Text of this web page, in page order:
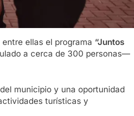
ellas el programa “Juntos
a cerca de 300 personas—
municipio y una oportunidad
turísticas y